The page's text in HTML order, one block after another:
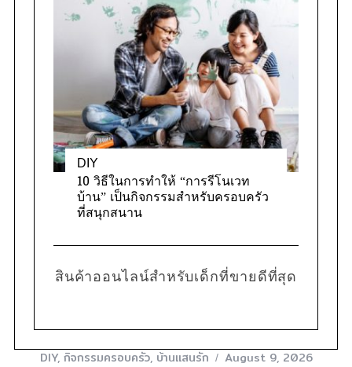
DIY
10 วิธีในการทำให้ “การรีโนเวท
บ้าน” เป็นกิจกรรมสำหรับครอบครัว
ที่สนุกสนาน
สินค้าออนไลน์สำหรับเด็กที่ขายดีที่สุด
DIY, กิจกรรมครอบครัว, บ้านแสนรัก August 9, 2026